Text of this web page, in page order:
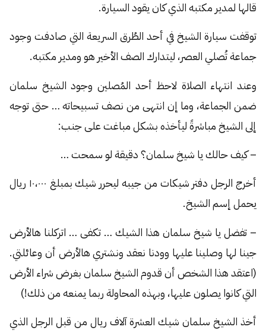
قالها لمدير مكتبه الذي كان يقود السيارة.
توقفت سيارة الشيخ في أحد الطُرق السريعة التي صادفت وجود
جماعة تُصلي العصر، ليتدارك الصف الأخير هو ومدير مكتبه.
وعند انتهاء الصلاة لاحظ أحد المُصلين وجود الشيخ سلمان
ضمن الجماعة، وما إن انتهى من نصف تسبيحاته … حتى توجه
إلى الشيخ مباشرةً ليأخذه بشكل مباغت على جنب:
– كيف حالك يا شيخ سلمان؟ دقيقة لو سمحت …
أخرج الرجل دفتر شيكات من جيبه ليحرر شيك بمبلغ ١٠،٠٠٠ ريال
يحمل إسم الشيخ.
– تفضل يا شيخ سلمان هذا الشيك … تكفى … اتركلنا هالأرض
جينا لها وصلينا عليها وودنا نعقد ونشتري هالأرض أن وعائلتي.
(اعتقد هذا الشخص أن قدوم الشيخ سلمان بغرض شراء الأرض
التي كانوا يصلون عليها، وبهذه المحاولة ربما يمنعه من ذلك!)
أخذ الشيخ سلمان شيك العشرة آلاف ريال من قبل الرجل الذي